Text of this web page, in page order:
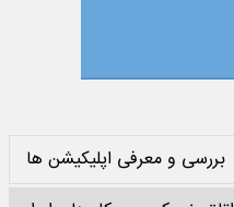
بررسی و معرفی اپلیکیشن ها